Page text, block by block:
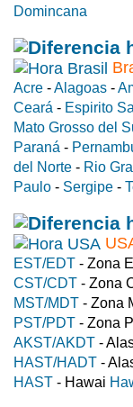
Domincana
Acre -Alagoas -
Ceará - Espirito
Mato Grosso del
Paraná -
del Norte - Rio
Paulo - Sergipe -
EST/EDT - Zona
CST/CDT - Zona
MST/MDT - Zona
PST/PDT - Zona
AKST/AKDT -
HAST/HADT -
HAST - Hawai